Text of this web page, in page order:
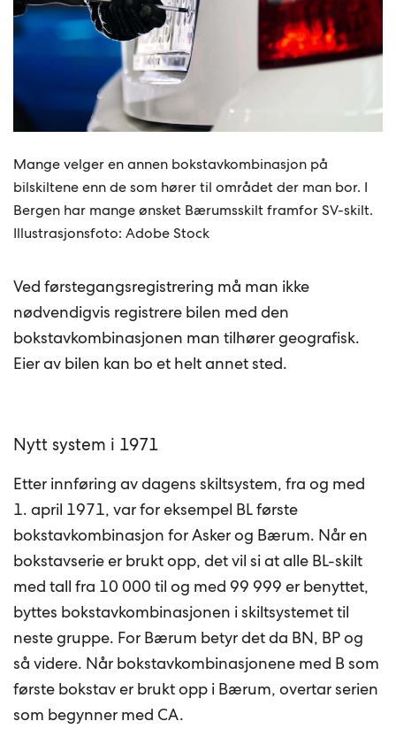
Mange velger en annen bokstavkombinasjon på
bilskiltene enn de som hører til området der man bor. I
Bergen har mange ønsket Bærumsskilt framfor SV-skilt.
Illustrasjonsfoto: Adobe Stock
Ved førstegangsregistrering må man ikke
nødvendigvis registrere bilen med den
bokstavkombinasjonen man tilhører geografisk.
Eier av bilen kan bo et helt annet sted.
Nytt system i 1971
Etter innføring av dagens skiltsystem, fra og med
1. april 1971, var for eksempel BL første
bokstavkombinasjon for Asker og Bærum. Når en
bokstavserie er brukt opp, det vil si at alle BL-skilt
med tall fra 10 000 til og med 99 999 er benyttet,
byttes bokstavkombinasjonen i skiltsystemet til
neste gruppe. For Bærum betyr det da BN, BP og
så videre. Når bokstavkombinasjonene med B som
første bokstav er brukt opp i Bærum, overtar serien
som begynner med CA.